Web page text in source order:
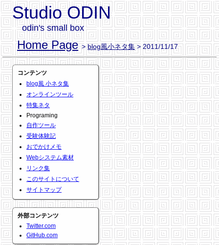
Studio ODIN
odin's small box
Home Page >blog風小ネタ集> 2011/11/17
コンテンツ
blog風 小ネタ集
オンラインツール
特集ネタ
Programing
自作ツール
受験体験記
おでかけメモ
Webシステム素材
リンク集
このサイトについて
サイトマップ
外部コンテンツ
Twitter.com
GitHub.com